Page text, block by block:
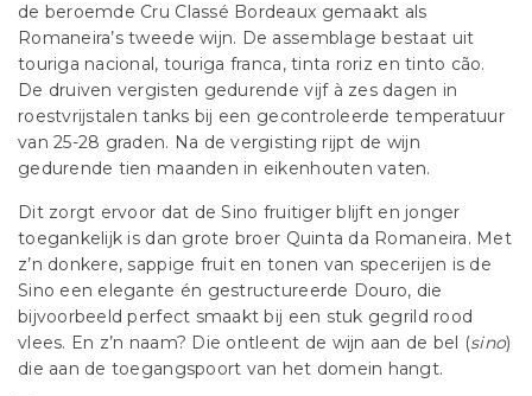
de beroemde Cru Classé Bordeaux gemaakt als
Romaneira’s tweede wijn. De assemblage bestaat uit
touriga nacional, touriga franca, tinta roriz en tinto cão.
De druiven vergisten gedurende vijf à zes dagen in
roestvrijstalen tanks bij een gecontroleerde temperatuur
van 25-28 graden. Na de vergisting rijpt de wijn
gedurende tien maanden in eikenhouten vaten.
Dit zorgt ervoor dat de Sino fruitiger blijft en jonger
toegankelijk is dan grote broer Quinta da Romaneira. Met
z’n donkere, sappige fruit en tonen van specerijen is de
Sino een elegante én gestructureerde Douro, die
bijvoorbeeld perfect smaakt bij een stuk gegrild rood
vlees. En z’n naam? Die ontleent de wijn aan de bel (sino)
die aan de toegangspoort van het domein hangt.